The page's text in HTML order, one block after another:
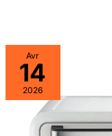
Avr
14
2026